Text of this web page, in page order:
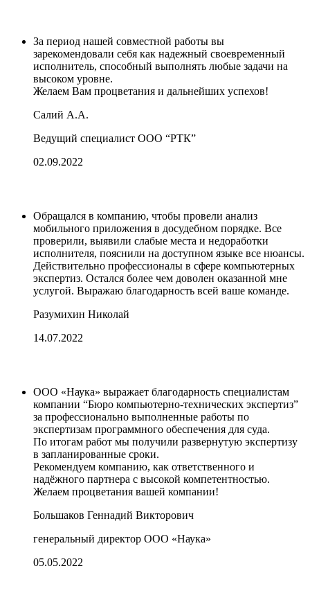
За период нашей совместной работы вы
зарекомендовали себя как надежный своевременный
исполнитель, способный выполнять любые задачи на
высоком уровне.
Желаем Вам процветания и дальнейших успехов!
Салий А.А.
Ведущий специалист ООО “РТК”
02.09.2022
Обращался в компанию, чтобы провели анализ
мобильного приложения в досудебном порядке. Все
проверили, выявили слабые места и недоработки
исполнителя, пояснили на доступном языке все нюансы.
Действительно профессионалы в сфере компьютерных
экспертиз. Остался более чем доволен оказанной мне
услугой. Выражаю благодарность всей ваше команде.
Разумихин Николай
14.07.2022
ООО «Наука» выражает благодарность специалистам
компании “Бюро компьютерно-технических экспертиз”
за профессионально выполненные работы по
экспертизам программного обеспечения для суда.
По итогам работ мы получили развернутую экспертизу
в запланированные сроки.
Рекомендуем компанию, как ответственного и
надёжного партнера с высокой компетентностью.
Желаем процветания вашей компании!
Большаков Геннадий Викторович
генеральный директор ООО «Наука»
05.05.2022